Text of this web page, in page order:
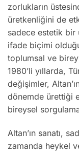
zorlukların
üretkenliğini de
sadece estetik bir
ifade biçimi
toplumsal ve
1980’li yıllarda,
değişimler,
dönemde ürettiği
bireysel
Altan’ın sanatı,
zamanda heykel